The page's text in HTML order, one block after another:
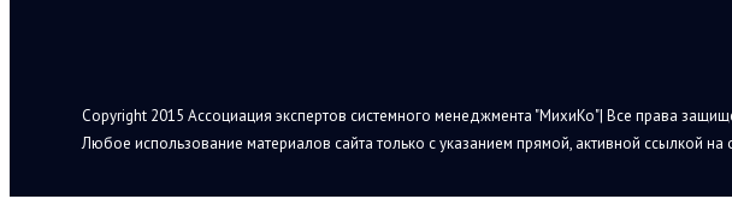
Copyright 2015 Ассоциация экспертов системного менеджмента "МихиКо"| Все права
Любое использование материалов сайта только с указанием прямой, активной ссылкой на